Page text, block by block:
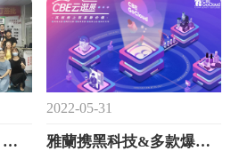
汲取灵感，在产品研发中处
处融合了汉方草本智慧。
质量与诚心 落实OTR ——第十四届雅蘭质量月活动圆满落幕！
2022-05-31
雅蘭携黑科技&多款爆品在CBE线上展亮相